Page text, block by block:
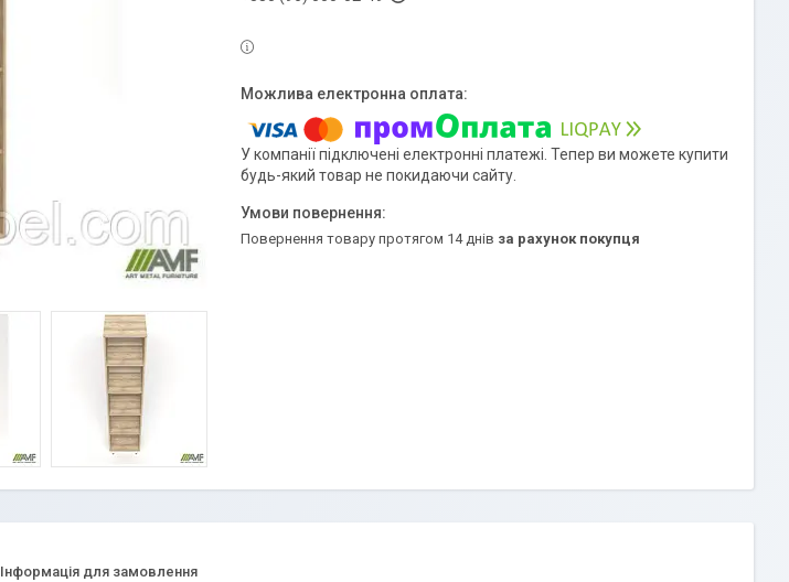
У компанії підключені електронні платежі. Тепер ви можете купити
будь-який товар не покидаючи сайту.
повернення товару протягом 14 днів за рахунок покупця
Інформація для замовлення